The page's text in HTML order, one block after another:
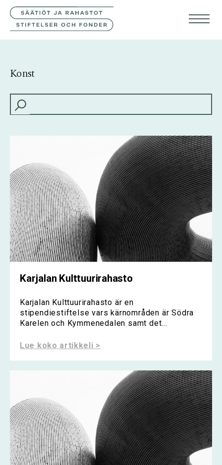
FIN
ENG
Konst
HAKU:
Karjalan Kulttuurirahasto
Karjalan Kulttuurirahasto är en
stipendiestiftelse vars kärnområden är Södra
Karelen och Kymmenedalen samt det...
Lue koko artikkeli >